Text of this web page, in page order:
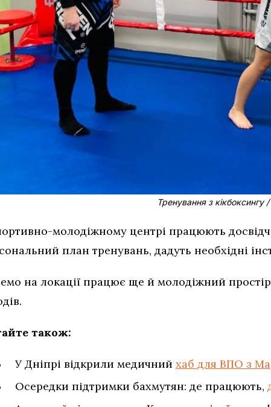
Тренування з
молодіжному центрі працюють
план тренувань, дадуть необхідні
на локації працює ще й молодіжний простір
також:
У Дніпрі відкрили медичний хаб для ВПО з
Осередки підтримки бахмутян: де працюють,